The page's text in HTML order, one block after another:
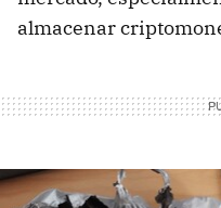
almacenar